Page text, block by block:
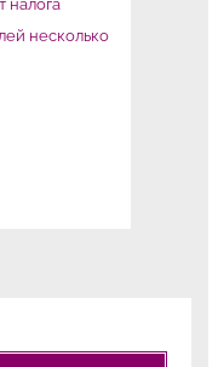
налога
несколько